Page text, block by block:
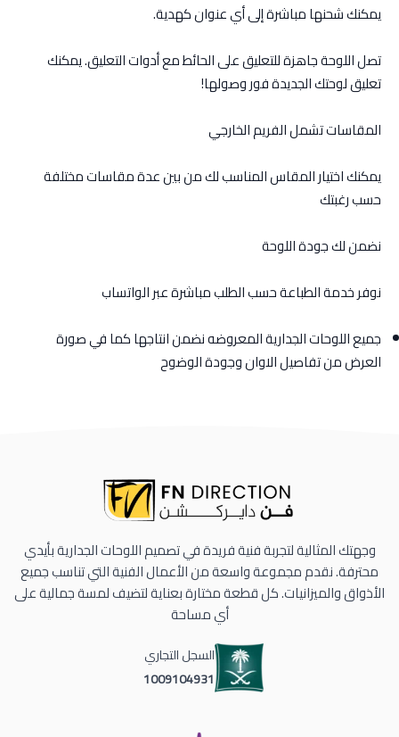
يمكنك شحنها مباشرة إلى أي عنوان كهدية.
تصل اللوحة جاهزة للتعليق على الحائط مع أدوات التعليق. يمكنك
تعليق لوحتك الجديدة فور وصولها!
المقاسات تشمل الفريم الخارجي
يمكنك اختيار المقاس المناسب لك من بين عدة مقاسات مختلفة
حسب رغبتك
نضمن لك جودة اللوحة
نوفر خدمة الطباعة حسب الطلب مباشرة عبر الواتساب
جميع اللوحات الجدارية المعروضه نضمن انتاجها كما في صورة
العرض من تفاصيل الاوان وجودة الوضوح
وجهتك المثالية لتجربة فنية فريدة في تصميم اللوحات الجدارية بأيدي
محترفة. نقدم مجموعة واسعة من الأعمال الفنية التي تناسب جميع
الأذواق والميزانيات. كل قطعة مختارة بعناية لتضيف لمسة جمالية على
أي مساحة
السجل التجاري
1009104931